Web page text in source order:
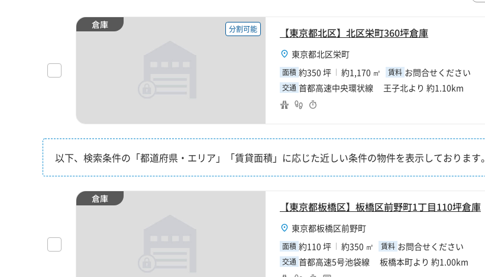
倉庫 分割可能 【東京都北区】北区栄町360坪倉庫
東京都北区栄町
面積 約350 坪 約1,170 ㎡ 賃料 お問合せください
交通 首都高速中央環状線 王子北より 約1.10km
以下、検索条件の「都道府県・エリア」「賃貸面積」に応じた近しい条件の物件を表示しております。
倉庫
【東京都板橋区】板橋区前野町1丁目110坪倉庫
東京都板橋区前野町
面積 約110 坪 約350 ㎡ 賃料 お問合せください
交通 首都高速5号池袋線 板橋本町より 約1.00km